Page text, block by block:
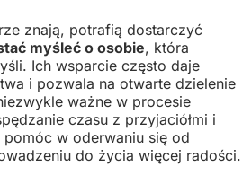
znają, potrafią dostarczyć
myśleć o osobie, która
Ich wsparcie często daje
i pozwala na otwarte dzielenie
ważne w procesie
czasu z przyjaciółmi i
w oderwaniu się od
do życia więcej radości.